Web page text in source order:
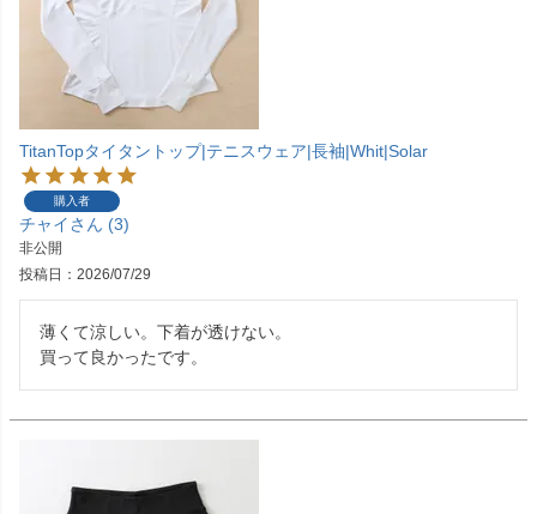
TitanTopタイタントップ|テニスウェア|長袖|Whit|Solar
購入者
チャイ 3
非公開
投稿日
2026/07/29
薄くて涼しい。下着が透けない。
買って良かったです。